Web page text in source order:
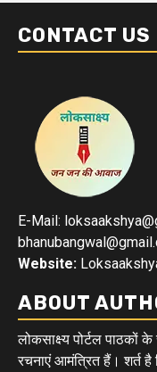
CONTACT US
E-Mail:
Website:
ABOUT
लोकसाक्ष्य पोर्टल पाठकों
रचनाएं आमंत्रित हैं। शर्त